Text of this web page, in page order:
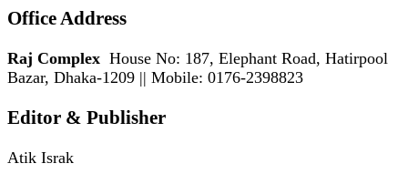
Office Address
Raj Complex House No: 187, Elephant Road, Hatirpool
Bazar, Dhaka-1209 || Mobile: 0176-2398823
Editor & Publisher
Atik Israk